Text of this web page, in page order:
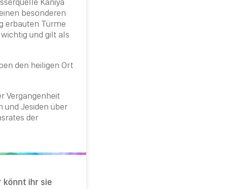
besonderen
erbauten Türme
und gilt als
den heiligen Ort
Vergangenheit
und Jesiden über
der
könnt ihr sie